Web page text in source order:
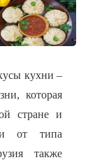
кухни –
которая
стране и
от типа
также